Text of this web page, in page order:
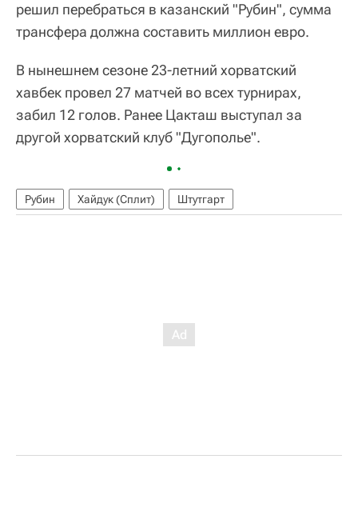
решил перебраться в казанский "Рубин", сумма
трансфера должна составить миллион евро.
В нынешнем сезоне 23-летний хорватский
хавбек провел 27 матчей во всех турнирах,
забил 12 голов. Ранее Цакташ выступал за
другой хорватский клуб "Дугополье".
Рубин Хайдук (Сплит) Штутгарт